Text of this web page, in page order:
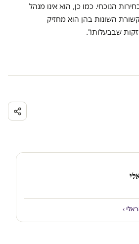
הנוכחי. כמו כן, הוא אינו מנהל
השונות בהן הוא מחזיק
שבבעלותו".
›